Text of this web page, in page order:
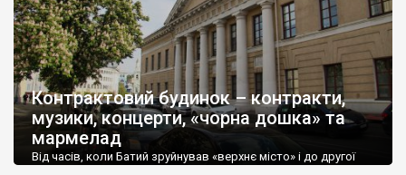
Контрактовий будинок – контракти,
музики, концерти, «чорна дошка» та
мармелад
Від часів, коли Батий зруйнував «верхнє місто» і до другої